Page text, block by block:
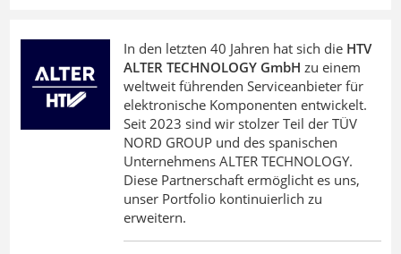
In den letzten 40 Jahren hat sich die HTV
ALTER TECHNOLOGY GmbH zu einem
weltweit führenden Serviceanbieter für
elektronische Komponenten entwickelt.
Seit 2023 sind wir stolzer Teil der TÜV
NORD GROUP und des spanischen
Unternehmens ALTER TECHNOLOGY.
Diese Partnerschaft ermöglicht es uns,
unser Portfolio kontinuierlich zu
erweitern.